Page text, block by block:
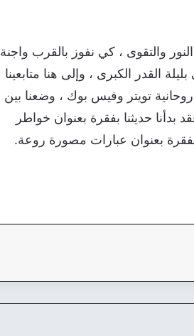
والتقوى ، كي نفوز بالقرب واجنة
القدر الكبرى ، وإلى هنا متابعينا
تويتر وفيس بوك ، وضعنا بين
حديثنا بفقرة بعنوان خواطر
بعنوان عبارات مصورة روعة.